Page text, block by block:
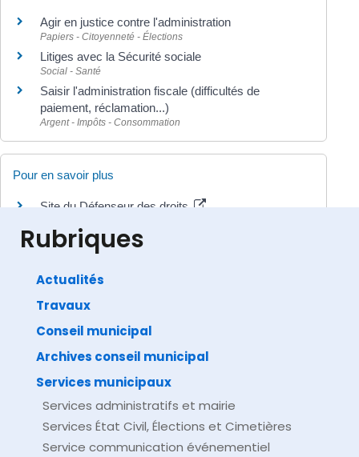
Agir en justice contre l'administration
Papiers - Citoyenneté - Élections
Litiges avec la Sécurité sociale
Social - Santé
Saisir l'administration fiscale (difficultés de
paiement, réclamation...)
Argent - Impôts - Consommation
Pour en savoir plus
Site du Défenseur des droits
Direction de l'information légale et administrative
Rubriques
Actualités
Travaux
Conseil municipal
Archives conseil municipal
Services municipaux
Services administratifs et mairie
Services État Civil, Élections et Cimetières
Service communication événementiel